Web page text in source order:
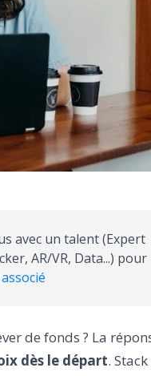
avec un talent (Expert
AR/VR, Data...) pour
de fonds ? La
dès le départ. Stack